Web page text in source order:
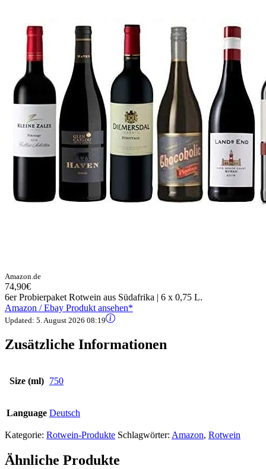
Amazon.de
74,90€
6er Probierpaket Rotwein aus Südafrika | 6 x 0,75 L.
Amazon / Ebay Produkt ansehen*
Updated: 5. August 2026 08:19
Zusätzliche Informationen
Size (ml) 750
Language Deutsch
Kategorie: Rotwein-Produkte Schlagwörter: Amazon, Rotwein
Ähnliche Produkte